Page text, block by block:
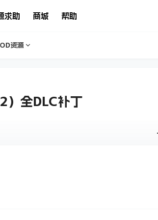
求助 商城 帮助
资源
）全DLC补丁